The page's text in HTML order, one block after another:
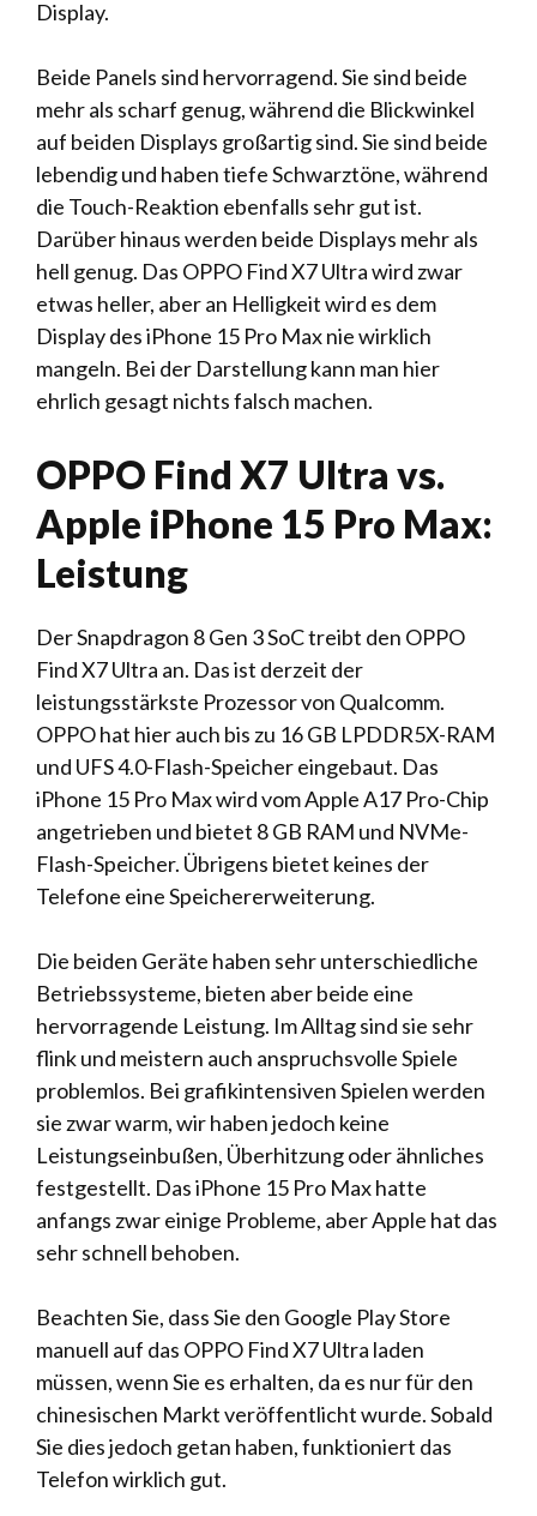
Display.
Beide Panels sind hervorragend. Sie sind beide
mehr als scharf genug, während die Blickwinkel
auf beiden Displays großartig sind. Sie sind beide
lebendig und haben tiefe Schwarztöne, während
die Touch-Reaktion ebenfalls sehr gut ist.
Darüber hinaus werden beide Displays mehr als
hell genug. Das OPPO Find X7 Ultra wird zwar
etwas heller, aber an Helligkeit wird es dem
Display des iPhone 15 Pro Max nie wirklich
mangeln. Bei der Darstellung kann man hier
ehrlich gesagt nichts falsch machen.
OPPO Find X7 Ultra vs.
Apple iPhone 15 Pro Max:
Leistung
Der Snapdragon 8 Gen 3 SoC treibt den OPPO
Find X7 Ultra an. Das ist derzeit der
leistungsstärkste Prozessor von Qualcomm.
OPPO hat hier auch bis zu 16 GB LPDDR5X-RAM
und UFS 4.0-Flash-Speicher eingebaut. Das
iPhone 15 Pro Max wird vom Apple A17 Pro-Chip
angetrieben und bietet 8 GB RAM und NVMe-
Flash-Speicher. Übrigens bietet keines der
Telefone eine Speichererweiterung.
Die beiden Geräte haben sehr unterschiedliche
Betriebssysteme, bieten aber beide eine
hervorragende Leistung. Im Alltag sind sie sehr
flink und meistern auch anspruchsvolle Spiele
problemlos. Bei grafikintensiven Spielen werden
sie zwar warm, wir haben jedoch keine
Leistungseinbußen, Überhitzung oder ähnliches
festgestellt. Das iPhone 15 Pro Max hatte
anfangs zwar einige Probleme, aber Apple hat das
sehr schnell behoben.
Beachten Sie, dass Sie den Google Play Store
manuell auf das OPPO Find X7 Ultra laden
müssen, wenn Sie es erhalten, da es nur für den
chinesischen Markt veröffentlicht wurde. Sobald
Sie dies jedoch getan haben, funktioniert das
Telefon wirklich gut.